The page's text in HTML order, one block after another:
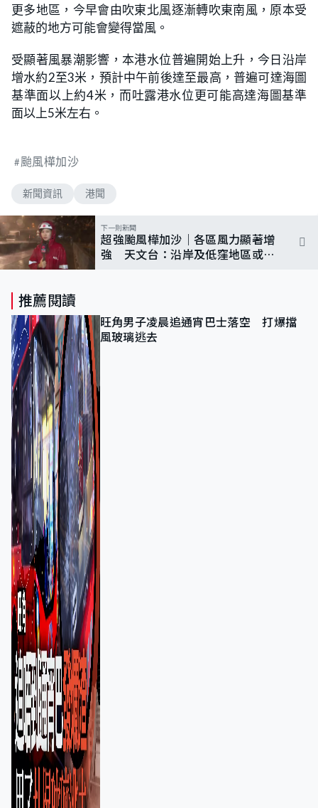
更多地區，今早會由吹東北風逐漸轉吹東南風，原本受
遮蔽的地方可能會變得當風。
受顯著風暴潮影響，本港水位普遍開始上升，今日沿岸
增水約2至3米，預計中午前後達至最高，普遍可達海圖
基準面以上約4米，而吐露港水位更可能高達海圖基準
面以上5米左右。
颱風樺加沙
新聞資訊 港聞
下一則新聞
超強颱風樺加沙｜各區風力顯著增
強 天文台：沿岸及低窪地區或嚴
推薦閱讀
旺角男子凌晨追通宵巴士落空 打爆擋
風玻璃逃去